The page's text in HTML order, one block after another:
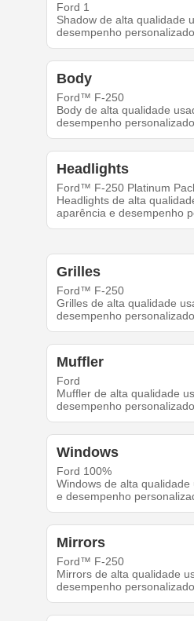
Ford 1
Shadow de alta qualidade
desempenho
Body
Ford™ F-250
Body de alta qualidade
desempenho
Headlights
Ford™ F-250 Platinum
Headlights de alta
aparência e desempenho
Grilles
Ford™ F-250
Grilles de alta qualidade
desempenho
Muffler
Ford
Muffler de alta qualidade
desempenho
Windows
Ford 100%
Windows de alta
e desempenho
Mirrors
Ford™ F-250
Mirrors de alta qualidade
desempenho